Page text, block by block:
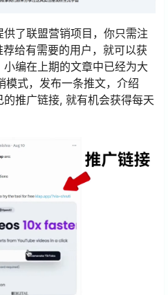
了联盟营销项目，你只需注
给有需要的用户，就可以获
编在上期的文章中已经为大
模式，发布一条推文，介绍
推广链接, 就有机会获得每天